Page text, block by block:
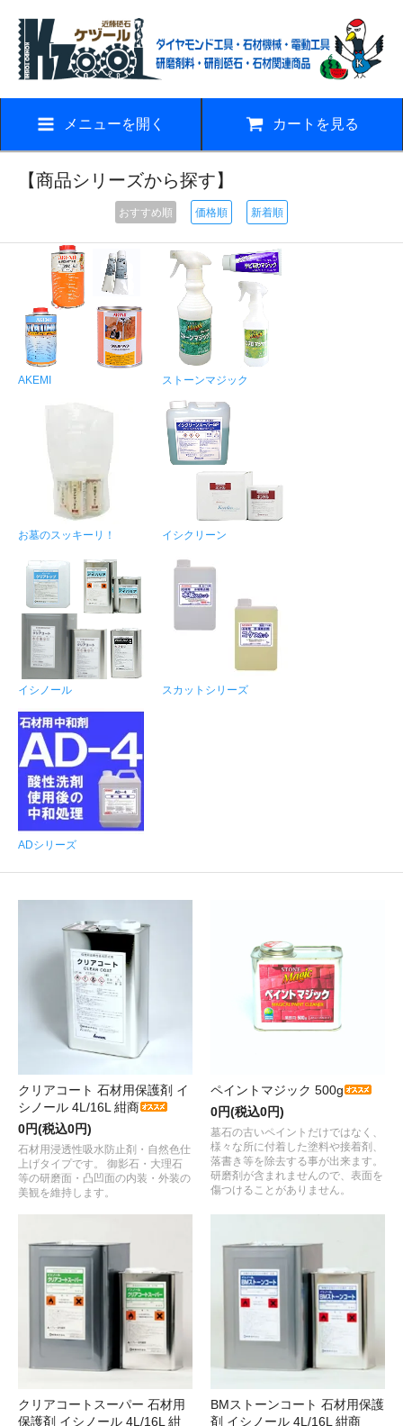
メニューを開く カートを見る
【商品シリーズから探す】
おすすめ順 価格順 新着順
AKEMI ストーンマジック
お墓のスッキーリ！ イシクリーン
イシノール スカットシリーズ
ADシリーズ
クリアコート 石材用保護剤 イ
シノール 4L/16L 紺商
0円(税込0円)
石材用浸透性吸水防止剤・自然色仕
上げタイプです。 御影石・大理石
等の研磨面・凸凹面の内装・外装の
美観を維持します。
ペイントマジック 500g
0円(税込0円)
墓石の古いペイントだけではなく、
様々な所に付着した塗料や接着剤、
落書き等を除去する事が出来ます。
研磨剤が含まれませんので、表面を
傷つけることがありません。
クリアコートスーパー 石材用
保護剤 イシノール 4L/16L 紺
BMストーンコート 石材用保護
剤 イシノール 4L/16L 紺商